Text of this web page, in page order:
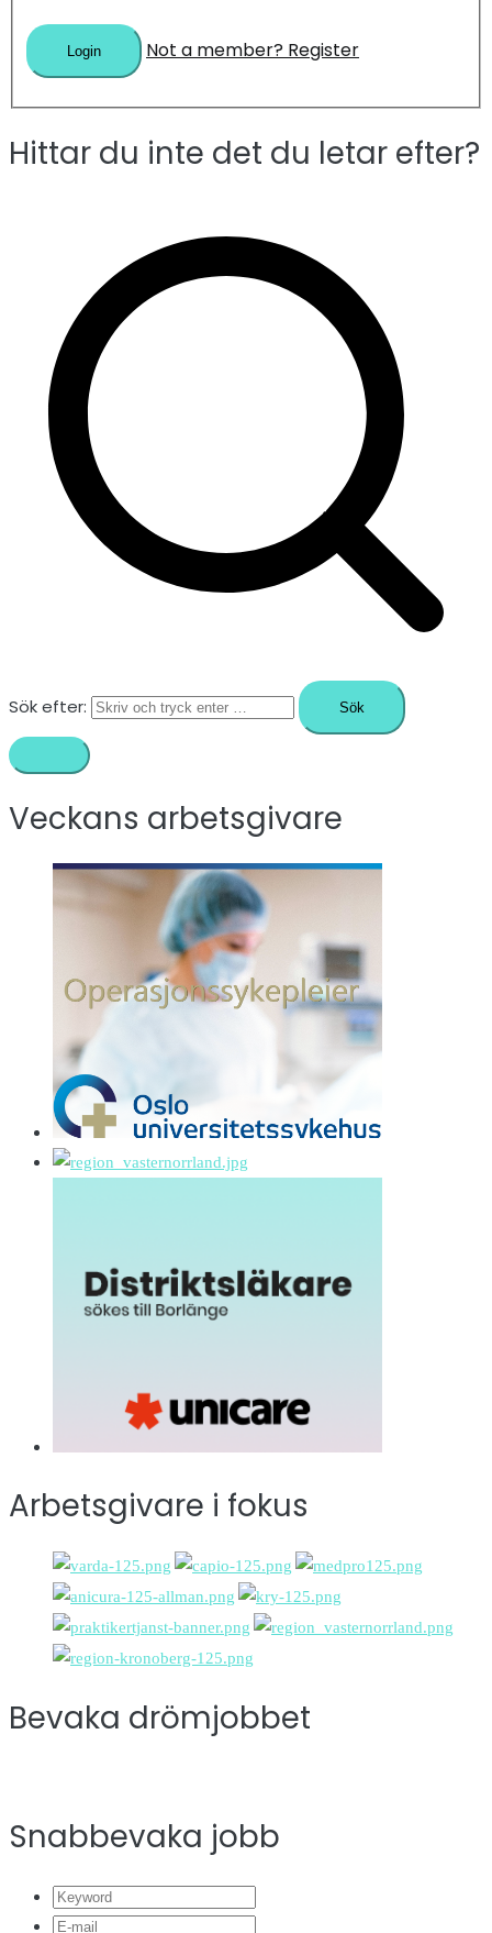
Not a member? Register
Hittar du inte det du letar efter?
Sök efter:
Veckans arbetsgivare
Arbetsgivare i fokus
Bevaka drömjobbet
Snabbevaka jobb